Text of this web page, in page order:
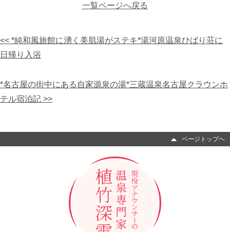
一覧ページへ戻る
<< *純和風旅館に湧く美肌湯がステキ*湯河原温泉ひばり荘に
日帰り入浴
*名古屋の街中にある自家源泉の湯*三蔵温泉名古屋クラウンホ
テル宿泊記 >>
ページトップヘ